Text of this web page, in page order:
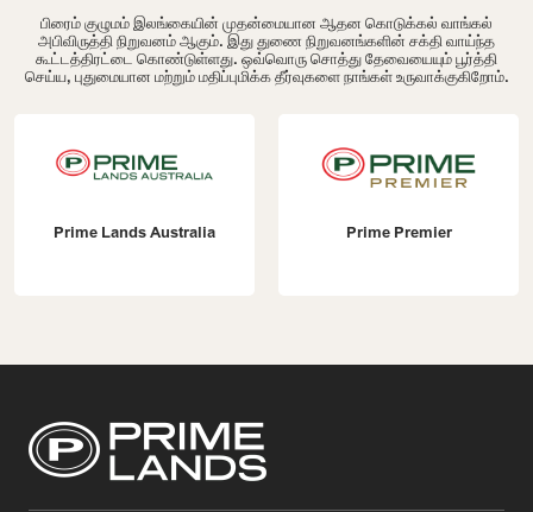
பிரைம் குழுமம் இலங்கையின் முதன்மையான ஆதன கொடுக்கல் வாங்கல்
அபிவிருத்தி நிறுவனம் ஆகும். இது துணை நிறுவனங்களின் சக்தி வாய்ந்த
கூட்டத்திரட்டை கொண்டுள்ளது. ஒவ்வொரு சொத்து தேவையையும் பூர்த்தி
செய்ய, புதுமையான மற்றும் மதிப்புமிக்க தீர்வுகளை நாங்கள் உருவாக்குகிறோம்.
Prime Lands Australia Prime Premier